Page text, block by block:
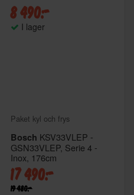
8 490:-
I lager
Paket kyl och frys
Bosch KSV33VLEP -
GSN33VLEP, Serie 4 -
Inox, 176cm
17 490:-
19 480:-